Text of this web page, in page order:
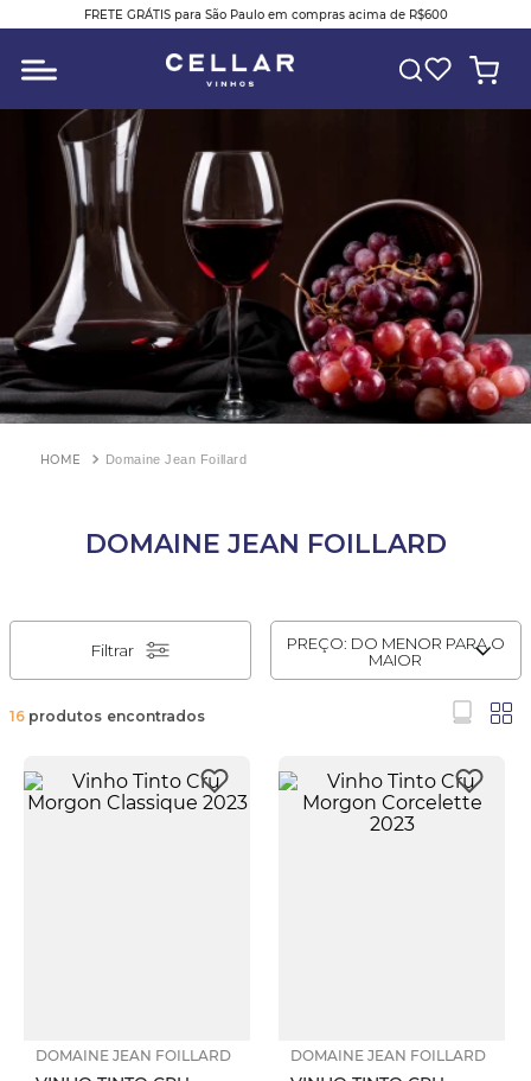
FRETE GRÁTIS para São Paulo em compras acima de R$600
Domaine Jean Foillard
DOMAINE JEAN FOILLARD
PREÇO: DO MENOR PARA O
MAIOR
Filtrar
16 produtos
DOMAINE JEAN FOILLARD DOMAINE JEAN FOILLARD